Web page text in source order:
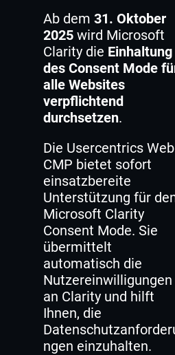
Ab dem 31. Oktober
2025 wird Microsoft
Clarity die Einhaltung
des Consent Mode
alle Websites
verpflichtend
durchsetzen.
Die Usercentrics Web
CMP bietet sofort
einsatzbereite
Unterstützung für
Microsoft Clarity
Consent Mode. Sie
übermittelt
automatisch die
Nutzereinwilligungen
an Clarity und hilft
Ihnen, die
ngen einzuhalten.